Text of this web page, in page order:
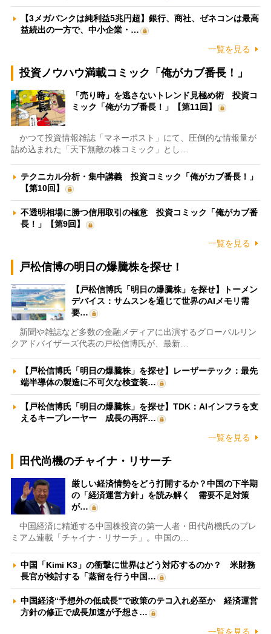
【3メガバンクは純利益5兆円超】銀行、商社、ゼネコンは最高
益続出の一方で、中小企業・…
一覧を見る
投資ノウハウ満載コミック「俺がカブ番長！」
「売り時」を逃さないトレンド見極め術 投資コ
ミック「俺がカブ番長！」【第11回】
かつて投資情報雑誌「マネーポスト」にて、圧倒的な情報量が
詰め込まれた「天下無敵の株コミック」とし…
テクニカル分析・集中講義 投資コミック「俺がカブ番長！」
【第10回】
不透明相場に勝つ信用取引の極意 投資コミック「俺がカブ番
長！」【第9回】
一覧を見る
戸松信博の明日の爆騰株を探せ！
【戸松信博氏「明日の爆騰株」を探せ】トーメン
デバイス：サムスンを通じて世界のAIメモリ需
要…
新聞や雑誌など多数の金融メディアに出演するグローバルリン
クアドバイザーズ代表の戸松信博氏が、最新…
【戸松信博氏「明日の爆騰株」を探せ】レーザーテック：最先
端半導体の製造に不可欠な検査装…
【戸松信博氏「明日の爆騰株」を探せ】TDK：AIインフラを支
えるキープレーヤー 成長の再評…
一覧を見る
田代尚機のチャイナ・リサーチ
厳しい経済情勢をどう打開するか？中国の下半期
の「経済運営方針」を読み解く 需要不足対策
が…
中国経済に精通する中国株投資の第一人者・田代尚機氏のプレ
ミアム連載「チャイナ・リサーチ」。中国の…
中国「Kimi K3」の衝撃に世界はどう対応するのか？ 米財務
長官が検討する「蒸留を行う中国…
中国経済“予想外の低成長”で政策のテコ入れ必至か 経済運営
方針の修正で成長加速が予想さ…
一覧を見る